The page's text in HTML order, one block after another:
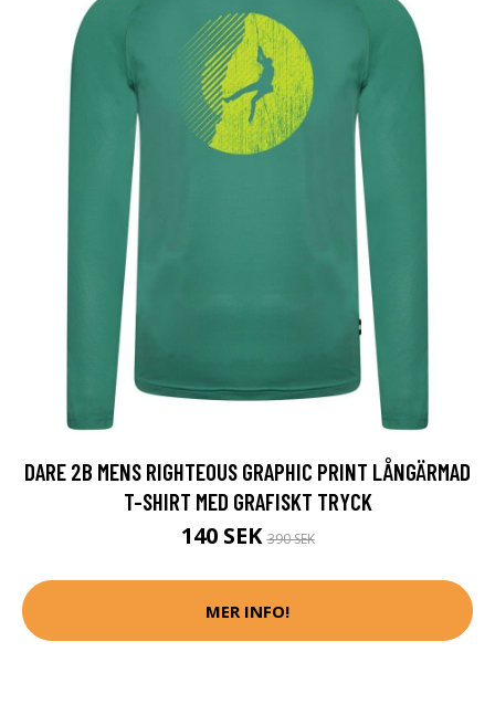
DARE 2B MENS RIGHTEOUS GRAPHIC PRINT LÅNGÄRMAD
T-SHIRT MED GRAFISKT TRYCK
140 SEK390 SEK
MER INFO!